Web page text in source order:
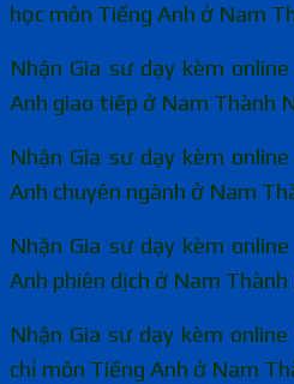
học môn Tiếng Anh ở Nam
Nhận Gia sư dạy kèm
Anh giao tiếp ở Nam Thành
Nhận Gia sư dạy kèm
Anh chuyên ngành ở Nam
Nhận Gia sư dạy kèm
Anh phiên dịch ở Nam Thành
Nhận Gia sư dạy kèm
chỉ môn Tiếng Anh ở Nam